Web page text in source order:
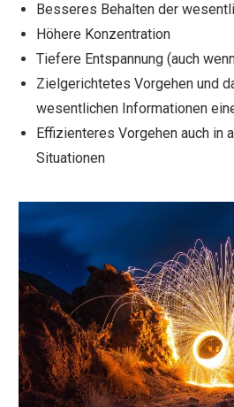
Besseres Behalten der
Höhere Konzentration
Tiefere Entspannung (auch
Zielgerichtetes Vorgehen und
wesentlichen Informationen
Effizienteres Vorgehen auch in
Situationen